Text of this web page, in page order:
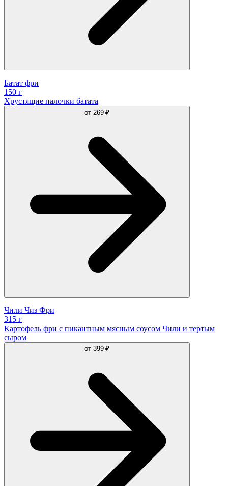
Батат фри
150 г
Хрустящие палочки батата
от 269 ₽
Чили Чиз Фри
315 г
Картофель фри с пикантным мясным соусом Чили и тертым
сыром
от 399 ₽